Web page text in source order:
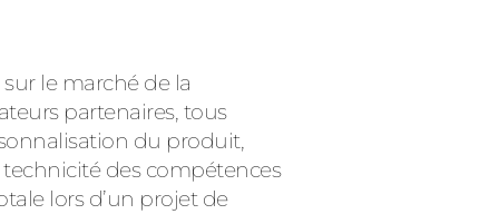
le marché de la
partenaires, tous
du produit,
des compétences
lors d’un projet de